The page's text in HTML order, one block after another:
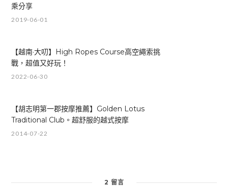
乘分享
2019-06-01
【越南·大叨】High Ropes Course高空繩索挑
戰，超值又好玩！
2022-06-30
【胡志明第一郡按摩推薦】Golden Lotus
Traditional Club。超舒服的越式按摩
2014-07-22
2 留言